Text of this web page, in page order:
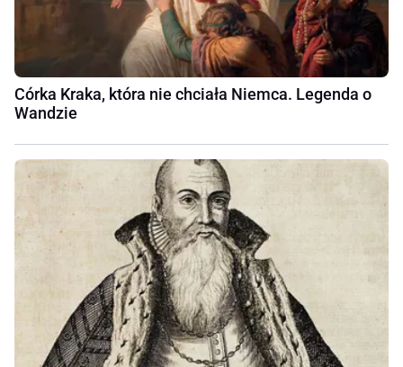
Córka Kraka, która nie chciała Niemca. Legenda o
Wandzie